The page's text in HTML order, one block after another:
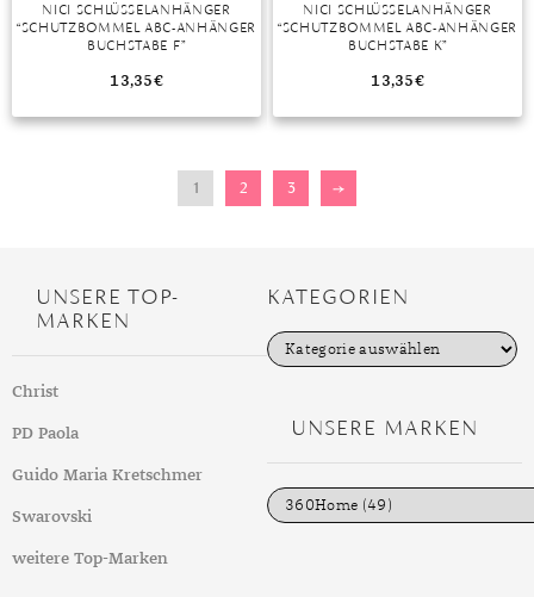
NICI SCHLÜSSELANHÄNGER
“SCHUTZBOMMEL ABC-ANHÄNGER
BUCHSTABE F”
13,35€
NICI SCHLÜSSELANHÄNGER
“SCHUTZBOMMEL ABC-ANHÄNGER
BUCHSTABE K”
13,35€
1 2 3 →
UNSERE TOP-
MARKEN
Christ
PD Paola
Guido Maria Kretschmer
Swarovski
weitere Top-Marken
KATEGORIEN
K
a
e
n
UNSERE MARKEN